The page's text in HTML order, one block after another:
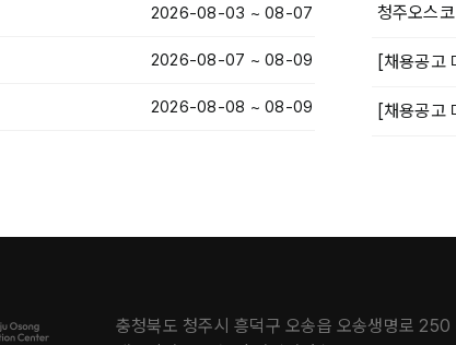
2026-08-03 ~ 08-07
2026-08-07 ~ 08-09
2026-08-08 ~ 08-09
청주오스
[채용공고
[채용공고
충청북도 청주시 흥덕구 오송읍 오송생명로